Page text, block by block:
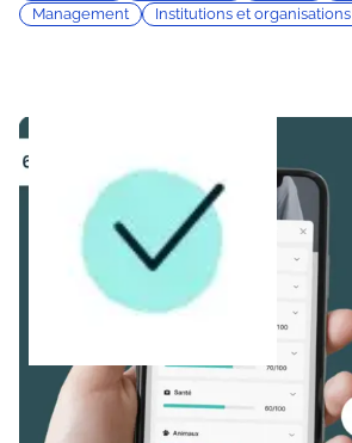
Management
Institutions et organisations